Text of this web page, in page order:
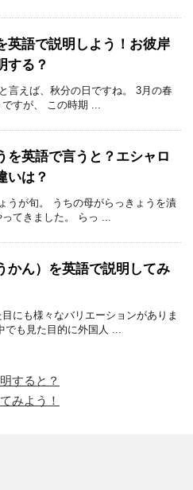
英語で説明しよう！お彼岸
する？
言えば、秋分の日ですね。 3月の春
すが、 この時期 ...
を英語で言うと？エシャロ
いは？
うが旬。 うちの母がらっきょうを漬
ってきました。 らっ ...
かん）を英語で説明してみ
にも様々なバリエーションがありま
でも見た目的に外国人 ...
すると？
みよう！